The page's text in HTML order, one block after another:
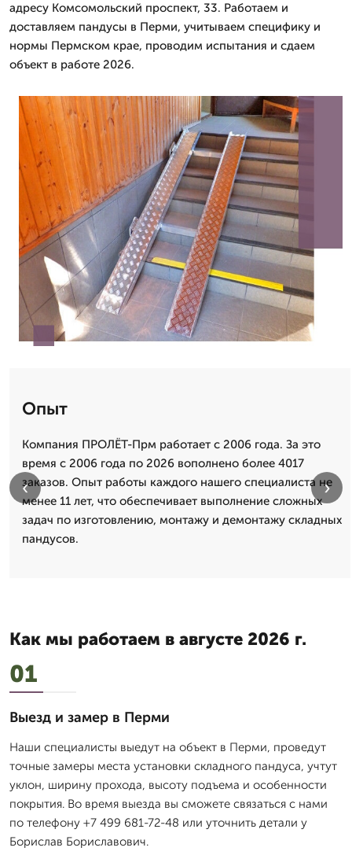
адресу Комсомольский проспект, 33. Работаем и
доставляем пандусы в Перми, учитываем специфику и
нормы Пермском крае, проводим испытания и сдаем
объект в работе 2026.
Опыт
Компания ПРОЛЁТ-Прм работает с 2006 года. За это
время с 2006 года по 2026 вополнено более 4017
заказов. Опыт работы каждого нашего специалиста не
менее 11 лет, что обеспечивает выполнение сложных
задач по изготовлению, монтажу и демонтажу складных
пандусов.
‹ ›
Как мы работаем в августе 2026 г.
01
Выезд и замер в Перми
Наши специалисты выедут на объект в Перми, проведут
точные замеры места установки складного пандуса, учтут
уклон, ширину прохода, высоту подъема и особенности
покрытия. Во время выезда вы сможете связаться с нами
по телефону +7 499 681-72-48 или уточнить детали у
Борислав Бориславович.